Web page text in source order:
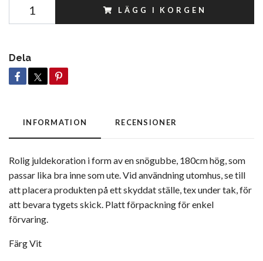
LÄGG I KORGEN
Dela
INFORMATION RECENSIONER
Rolig juldekoration i form av en snögubbe, 180cm hög, som
passar lika bra inne som ute. Vid användning utomhus, se till
att placera produkten på ett skyddat ställe, tex under tak, för
att bevara tygets skick. Platt förpackning för enkel
förvaring.
FärgVit